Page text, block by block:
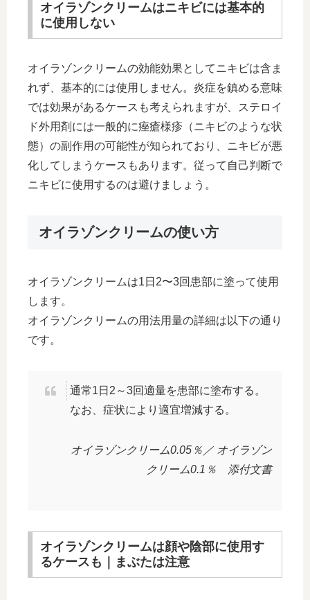
オイラゾンクリームはニキビには基本的
に使用しない
オイラゾンクリームの効能効果としてニキビは含ま
れず、基本的には使用しません。炎症を鎮める意味
では効果があるケースも考えられますが、ステロイ
ド外用剤には一般的に痤瘡様疹（ニキビのような状
態）の副作用の可能性が知られており、ニキビが悪
化してしまうケースもあります。従って自己判断で
ニキビに使用するのは避けましょう。
オイラゾンクリームの使い方
オイラゾンクリームは1日2〜3回患部に塗って使用
します。
オイラゾンクリームの用法用量の詳細は以下の通り
です。
通常1日2～3回適量を患部に塗布する。
なお、症状により適宜増減する。
オイラゾンクリーム0.05％／ オイラゾン
クリーム0.1％ 添付文書
オイラゾンクリームは顔や陰部に使用す
るケースも｜まぶたは注意